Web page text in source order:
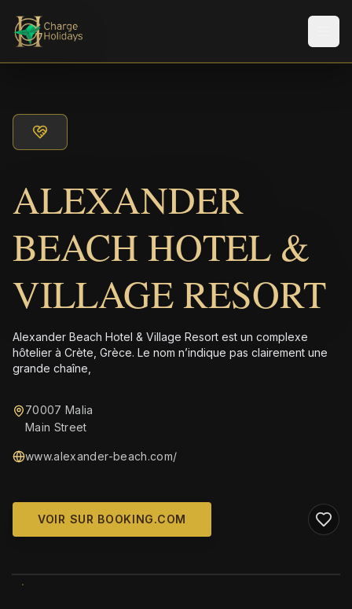
ALEXANDER
BEACH HOTEL &
VILLAGE RESORT
Alexander Beach Hotel & Village Resort est un complexe
hôtelier à Crète, Grèce. Le nom n’indique pas clairement une
grande chaîne,
70007 Malia
Main Street
www.alexander-beach.com/
VOIR SUR BOOKING.COM